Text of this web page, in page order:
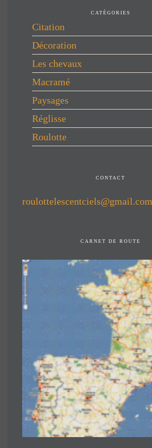
CATÉGORIES
Citation
Décoration
Les chevaux
Macramé
Paysages
Réglisse
Roulotte
CONTACT
roulottelescentciels@gmail.com
CARNET DE ROUTE